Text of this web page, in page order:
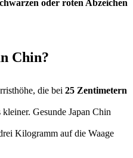
oder roten Abzeichen
Chin?
die bei 25 Zentimetern
Gesunde Japan Chin
Kilogramm auf die Waage